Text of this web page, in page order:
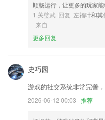
4,【玩配音】海量配音素材每日
的大片,秀出自己的口语
5,网页新闻、社交媒体、论坛博
集，智能的数据结构化和互联网
6,是很多喜欢旅游的朋友们畅玩
务。
天天电玩城下载地址软
顺畅运行，让更多的玩家能
1.关璧武 回复 左福叶和其
来自
更多回复
史巧园
游戏的社交系统非常完善
2026-06-12 00:03 推荐